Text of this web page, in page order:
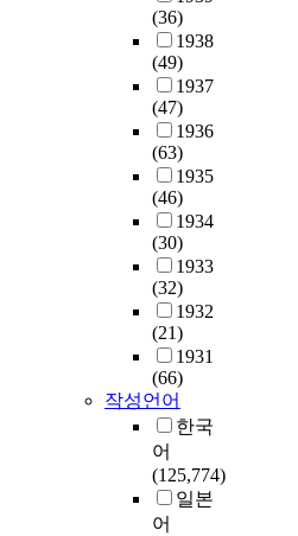
(36)
1938
(49)
1937
(47)
1936
(63)
1935
(46)
1934
(30)
1933
(32)
1932
(21)
1931
(66)
작성언어
한국
어
(125,774)
일본
어